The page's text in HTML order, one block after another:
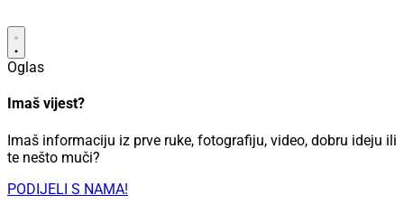
Oglas
Imaš vijest?
Imaš informaciju iz prve ruke, fotografiju, video, dobru ideju ili
te nešto muči?
PODIJELI S NAMA!